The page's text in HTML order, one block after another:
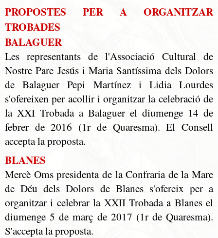
PROPOSTES PER A ORGANITZAR
TROBADES
BALAGUER
Les representants de l'Associació Cultural de
Nostre Pare Jesús i Maria Santíssima dels Dolors
de Balaguer Pepi Martínez i Lidia Lourdes
s'ofereixen per acollir i organitzar la celebració de
la XXI Trobada a Balaguer el diumenge 14 de
febrer de 2016 (1r de Quaresma). El Consell
accepta la proposta.
BLANES
Mercè Oms presidenta de la Confraria de la Mare
de Déu dels Dolors de Blanes s'ofereix per a
organitzar i celebrar la XXII Trobada a Blanes el
diumenge 5 de març de 2017 (1r de Quaresma).
S'accepta la proposta.